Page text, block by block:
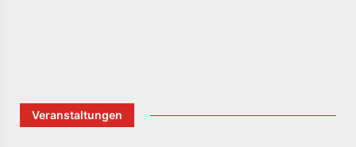
Veranstaltungen